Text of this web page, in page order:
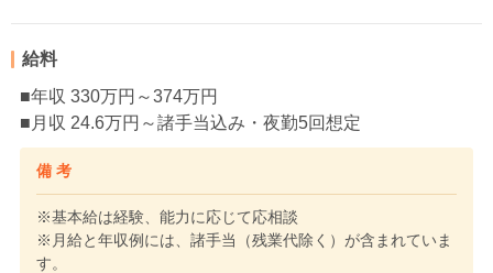
給料
■年収 330万円～374万円
■月収 24.6万円～諸手当込み・夜勤5回想定
備 考
※基本給は経験、能力に応じて応相談
※月給と年収例には、諸手当（残業代除く）が含まれていま
す。